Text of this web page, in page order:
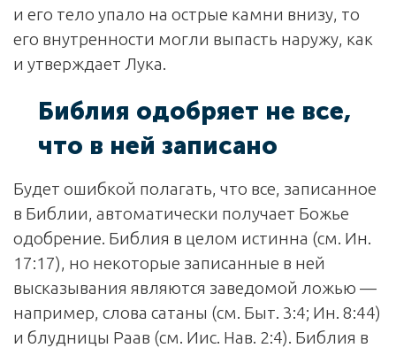
и его тело упало на острые камни внизу, то
его внутренности могли выпасть наружу, как
и утверждает Лука.
Библия одобряет не все,
что в ней записано
Будет ошибкой полагать, что все, записанное
в Библии, автоматически получает Божье
одобрение. Библия в целом истинна (см. Ин.
17:17), но некоторые записанные в ней
высказывания являются заведомой ложью —
например, слова сатаны (см. Быт. 3:4; Ин. 8:44)
и блудницы Раав (см. Иис. Нав. 2:4). Библия в